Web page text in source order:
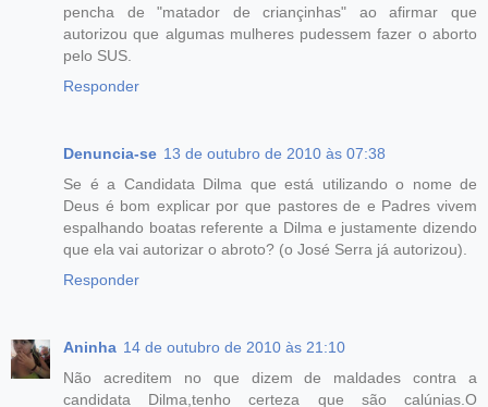
pencha de "matador de criançinhas" ao afirmar que
autorizou que algumas mulheres pudessem fazer o aborto
pelo SUS.
Responder
Denuncia-se 13 de outubro de 2010 às 07:38
Se é a Candidata Dilma que está utilizando o nome de
Deus é bom explicar por que pastores de e Padres vivem
espalhando boatas referente a Dilma e justamente dizendo
que ela vai autorizar o abroto? (o José Serra já autorizou).
Responder
Aninha 14 de outubro de 2010 às 21:10
Não acreditem no que dizem de maldades contra a
candidata Dilma,tenho certeza que são calúnias.O